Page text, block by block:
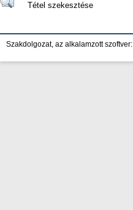
Tétel szekesztése
Szakdolgozat, az alkalamzott szoftver: